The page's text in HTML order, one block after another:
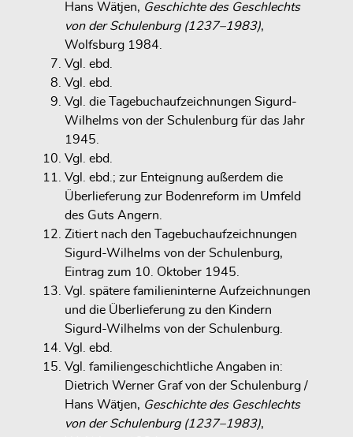
Hans Wätjen, Geschichte des Geschlechts
von der Schulenburg (1237–1983),
Wolfsburg 1984.
Vgl. ebd.
Vgl. ebd.
Vgl. die Tagebuchaufzeichnungen Sigurd-
Wilhelms von der Schulenburg für das Jahr
1945.
Vgl. ebd.
Vgl. ebd.; zur Enteignung außerdem die
Überlieferung zur Bodenreform im Umfeld
des Guts Angern.
Zitiert nach den Tagebuchaufzeichnungen
Sigurd-Wilhelms von der Schulenburg,
Eintrag zum 10. Oktober 1945.
Vgl. spätere familieninterne Aufzeichnungen
und die Überlieferung zu den Kindern
Sigurd-Wilhelms von der Schulenburg.
Vgl. ebd.
Vgl. familiengeschichtliche Angaben in:
Dietrich Werner Graf von der Schulenburg /
Hans Wätjen, Geschichte des Geschlechts
von der Schulenburg (1237–1983),